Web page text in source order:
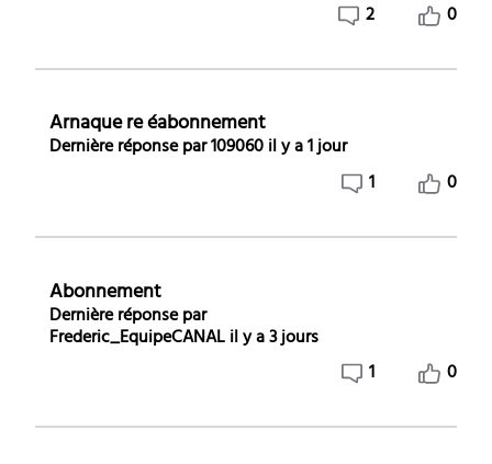
2
0
Arnaque re éabonnement
Dernière réponse par109060 il y a 1 jour
1
0
Abonnement
Dernière réponse par
Frederic_EquipeCANAL il y a 3 jours
1
0